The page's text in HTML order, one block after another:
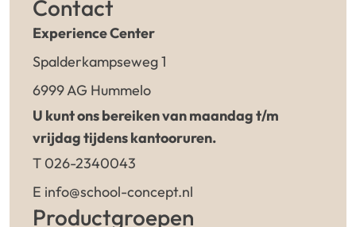
Contact
Experience Center
Spalderkampseweg 1
6999 AG Hummelo
U kunt ons bereiken van maandag t/m
vrijdag tijdens kantooruren.
T 026-2340043
E info@school-concept.nl
Productgroepen